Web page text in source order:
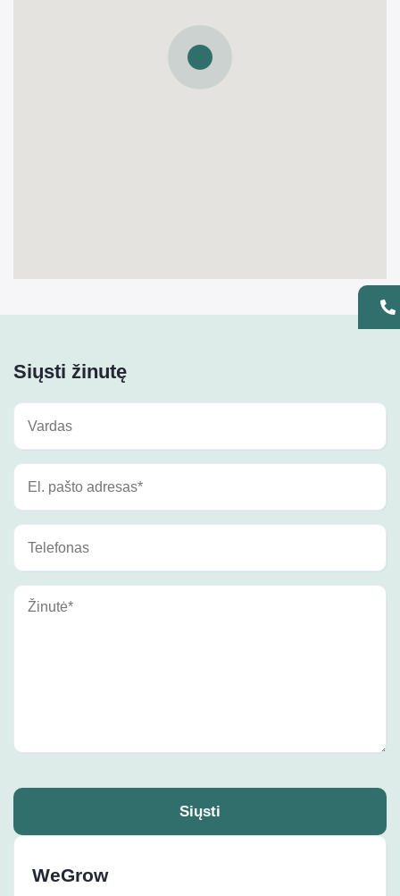
Siųsti žinutę
Siųsti
WeGrow